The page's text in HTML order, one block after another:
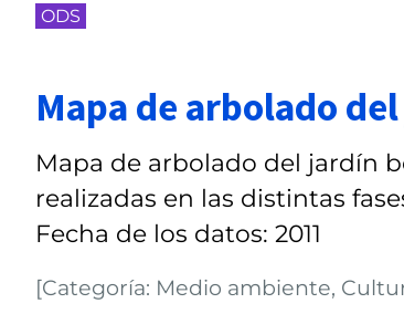
ODS
Mapa de arbolado
Mapa de arbolado del jardín
realizadas en las distintas
Fecha de los datos: 2011
[Categoría: Medio ambiente,